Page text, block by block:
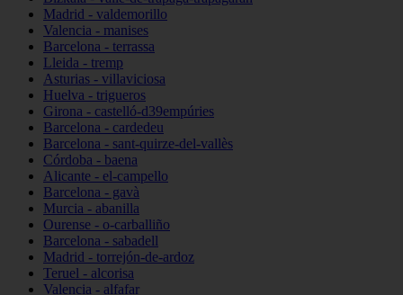
Madrid - valdemorillo
Valencia - manises
Barcelona - terrassa
Lleida - tremp
Asturias - villaviciosa
Huelva - trigueros
Girona - castelló-d39empúries
Barcelona - cardedeu
Barcelona - sant-quirze-del-vallès
Córdoba - baena
Alicante - el-campello
Barcelona - gavà
Murcia - abanilla
Ourense - o-carballiño
Barcelona - sabadell
Madrid - torrejón-de-ardoz
Teruel - alcorisa
Valencia - alfafar